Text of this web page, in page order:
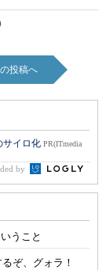
投稿へ
イロ化 PR(ITmedia
by
うこと
ぞ、グォラ！